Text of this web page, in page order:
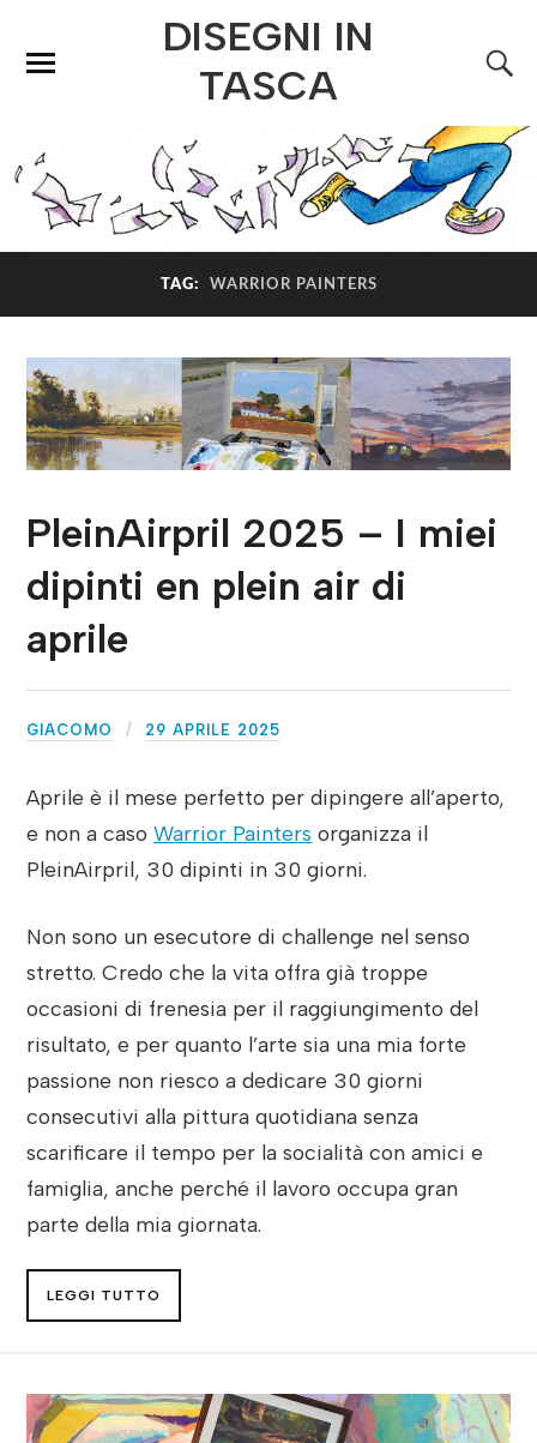
DISEGNI IN
TASCA
TAG: WARRIOR PAINTERS
PleinAirpril 2025 – I miei
dipinti en plein air di
aprile
GIACOMO 29 APRILE 2025
Aprile è il mese perfetto per dipingere all’aperto,
e non a casoWarrior Painters organizza il
PleinAirpril, 30 dipinti in 30 giorni.
Non sono un esecutore di challenge nel senso
stretto. Credo che la vita offra già troppe
occasioni di frenesia per il raggiungimento del
risultato, e per quanto l’arte sia una mia forte
passione non riesco a dedicare 30 giorni
consecutivi alla pittura quotidiana senza
scarificare il tempo per la socialità con amici e
famiglia, anche perché il lavoro occupa gran
parte della mia giornata.
LEGGI TUTTO